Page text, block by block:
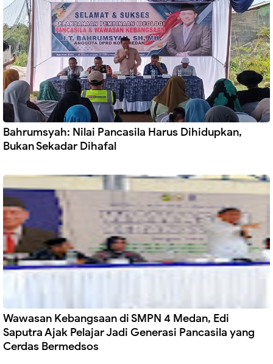
Bahrumsyah: Nilai Pancasila Harus Dihidupkan,
Bukan Sekadar Dihafal
Wawasan Kebangsaan di SMPN 4 Medan, Edi
Saputra Ajak Pelajar Jadi Generasi Pancasila yang
Cerdas Bermedsos